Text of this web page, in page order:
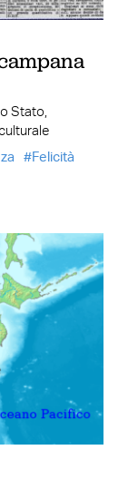
Stato,
Felicità